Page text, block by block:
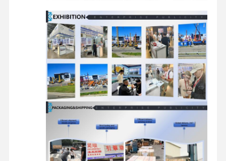
মিতসুবিশি ইঞ্জিন
এক্সকাভেটর ইঞ্জিন
ইঞ্জিন পুনর্নির্মাণের কিট
ইনজেকশন পাম্প
টার্বোচার্জার সমাবেশ
বৈদ্যুতিন নিয়ন্ত্রণ ব্যবস্থা